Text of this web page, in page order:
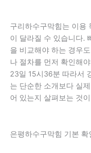
구리하수구막힘는 이용
이 달라질 수 있습니다.
을 비교해야 하는 경우
나 절차를 먼저 확인해
23일 15시36분 따라서
는 단순한 소개보다 실
어 있는지 살펴보는 것
은평하수구막힘 기본